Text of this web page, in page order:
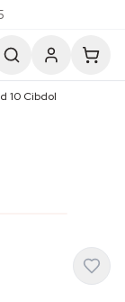
10 Cibdol